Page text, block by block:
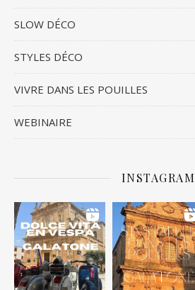
SLOW DÉCO
STYLES DÉCO
VIVRE DANS LES POUILLES
WEBINAIRE
INSTAGRAM